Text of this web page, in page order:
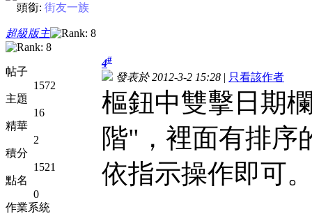
頭銜: 街友一族
超級版主
帖子
1572
主題
16
精華
2
積分
1521
點名
0
作業系統
4#
發表於 2012-3-2 15:28 | 只看該作者
樞鈕中雙擊日期
階"，裡面有排序
依指示操作即可